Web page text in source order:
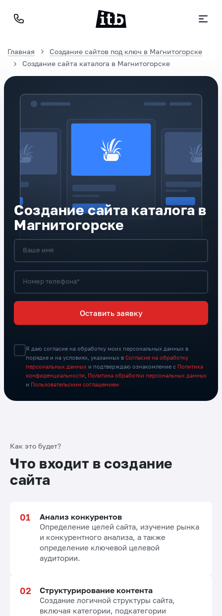
Главная
Создание сайтов под ключ в Магнитогорске
Создание сайта каталога в Магнитогорске
Создание сайта каталога в
Магнитогорске
Ваше имя
Номер телефона*
Оставить заявку
Я даю согласие на обработку моих персональных данных в
порядке и на условиях, указанных в Согласие на обработку
персональных данных и подтверждаю ознакомление с Политика
конфиденциальности
Политика обработки персональных данных
и Пользовательским соглашением
Как это будет?
Что входит в создание
сайта
Анализ конкурентов
Определение целей сайта, изучение рынка
и конкурентного анализа, а также
определение ключевой целевой
аудитории.
Структурирование контента
Создание логичной структуры сайта,
включая категории, подкатегории